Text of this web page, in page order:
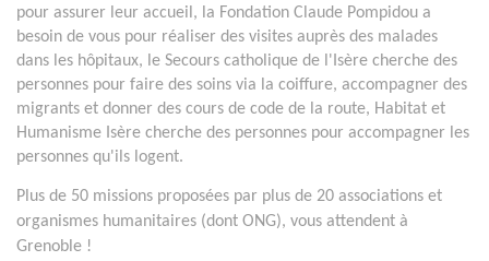
pour assurer leur accueil, la Fondation Claude Pompidou a
besoin de vous pour réaliser des visites auprès des malades
dans les hôpitaux, le Secours catholique de l'Isère cherche des
personnes pour faire des soins via la coiffure, accompagner des
migrants et donner des cours de code de la route, Habitat et
Humanisme Isère cherche des personnes pour accompagner les
personnes qu'ils logent.
Plus de 50 missions proposées par plus de 20 associations et
organismes humanitaires (dont ONG), vous attendent à
Grenoble !